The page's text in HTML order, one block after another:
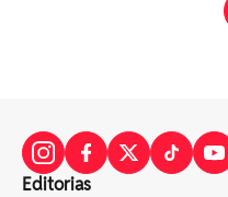
Editorias